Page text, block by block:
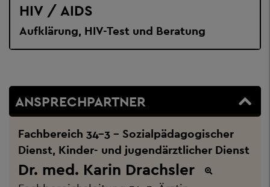
HIV / AIDS
Aufklärung, HIV-Test und Beratung
ANSPRECHPARTNER
Fachbereich 34-3 - Sozialpädagogischer
Dienst, Kinder- und jugendärztlicher Dienst
Dr. med. Karin Drachsler